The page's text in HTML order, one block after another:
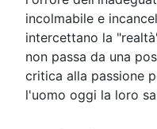
incolmabile e
intercettano la
non passa da una
critica alla passione
l'uomo oggi la loro